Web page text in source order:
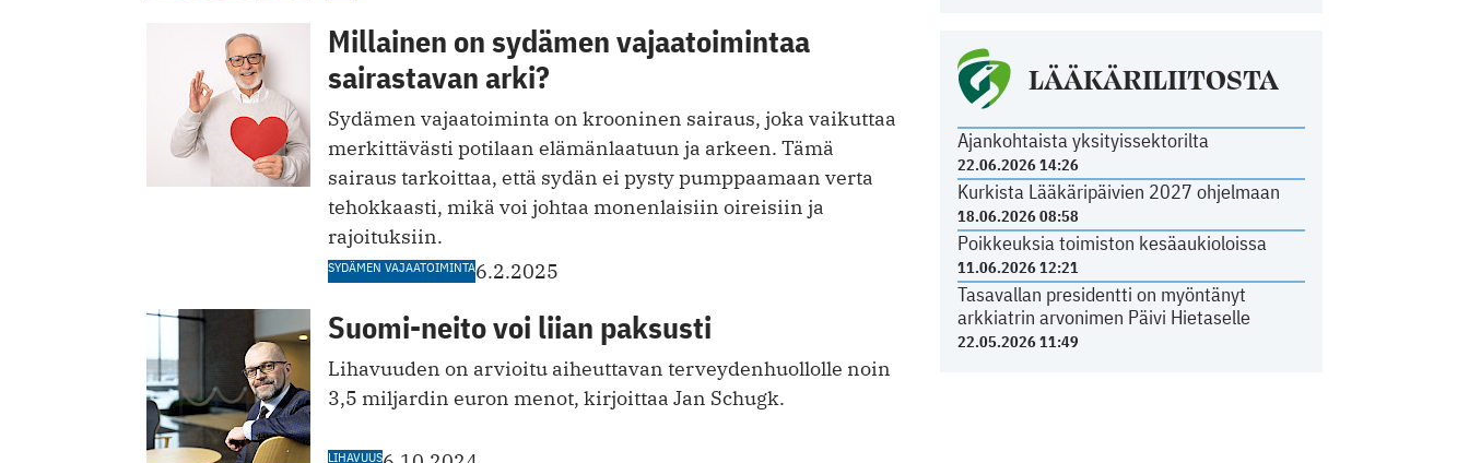
Millainen on sydämen vajaatoimintaa
sairastavan arki?
Sydämen vajaatoiminta on krooninen sairaus, joka vaikuttaa
merkittävästi potilaan elämänlaatuun ja arkeen. Tämä
sairaus tarkoittaa, että sydän ei pysty pumppaamaan verta
tehokkaasti, mikä voi johtaa monenlaisiin oireisiin ja
rajoituksiin.
SYDÄMEN VAJAATOIMINTA6.2.2025
Suomi-neito voi liian paksusti
Lihavuuden on arvioitu aiheuttavan terveydenhuollolle noin
3,5 miljardin euron menot, kirjoittaa Jan Schugk.
LIHAVUUS
LÄÄKÄRILIITOSTA
Ajankohtaista yksityissektorilta
22.06.2026 14:26
Kurkista Lääkäripäivien 2027 ohjelmaan
18.06.2026 08:58
Poikkeuksia toimiston kesäaukioloissa
11.06.2026 12:21
Tasavallan presidentti on myöntänyt
arkkiatrin arvonimen Päivi Hietaselle
22.05.2026 11:49